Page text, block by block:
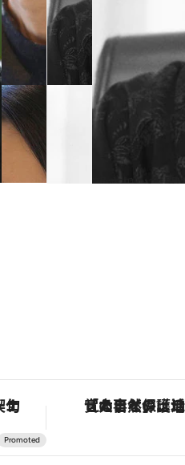
2018.12.25
やさしい人間と思ってもらうのが理想 樹木希林の「他人に対する欲望」
カルチャー
で満喫！